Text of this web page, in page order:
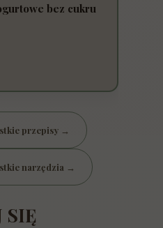
bez cukru
przepisy →
narzędzia →
SIĘ